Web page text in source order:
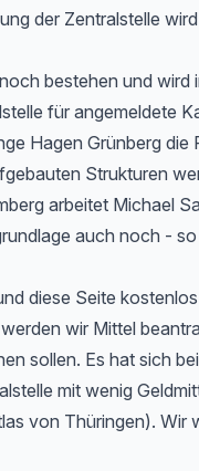
der Zentralstelle
bestehen und wird
für angemeldete
Hagen Grünberg die
Strukturen
arbeitet Michael
auch noch -
diese Seite
wir Mittel
sollen. Es hat sich
mit wenig
von Thüringen). Wir